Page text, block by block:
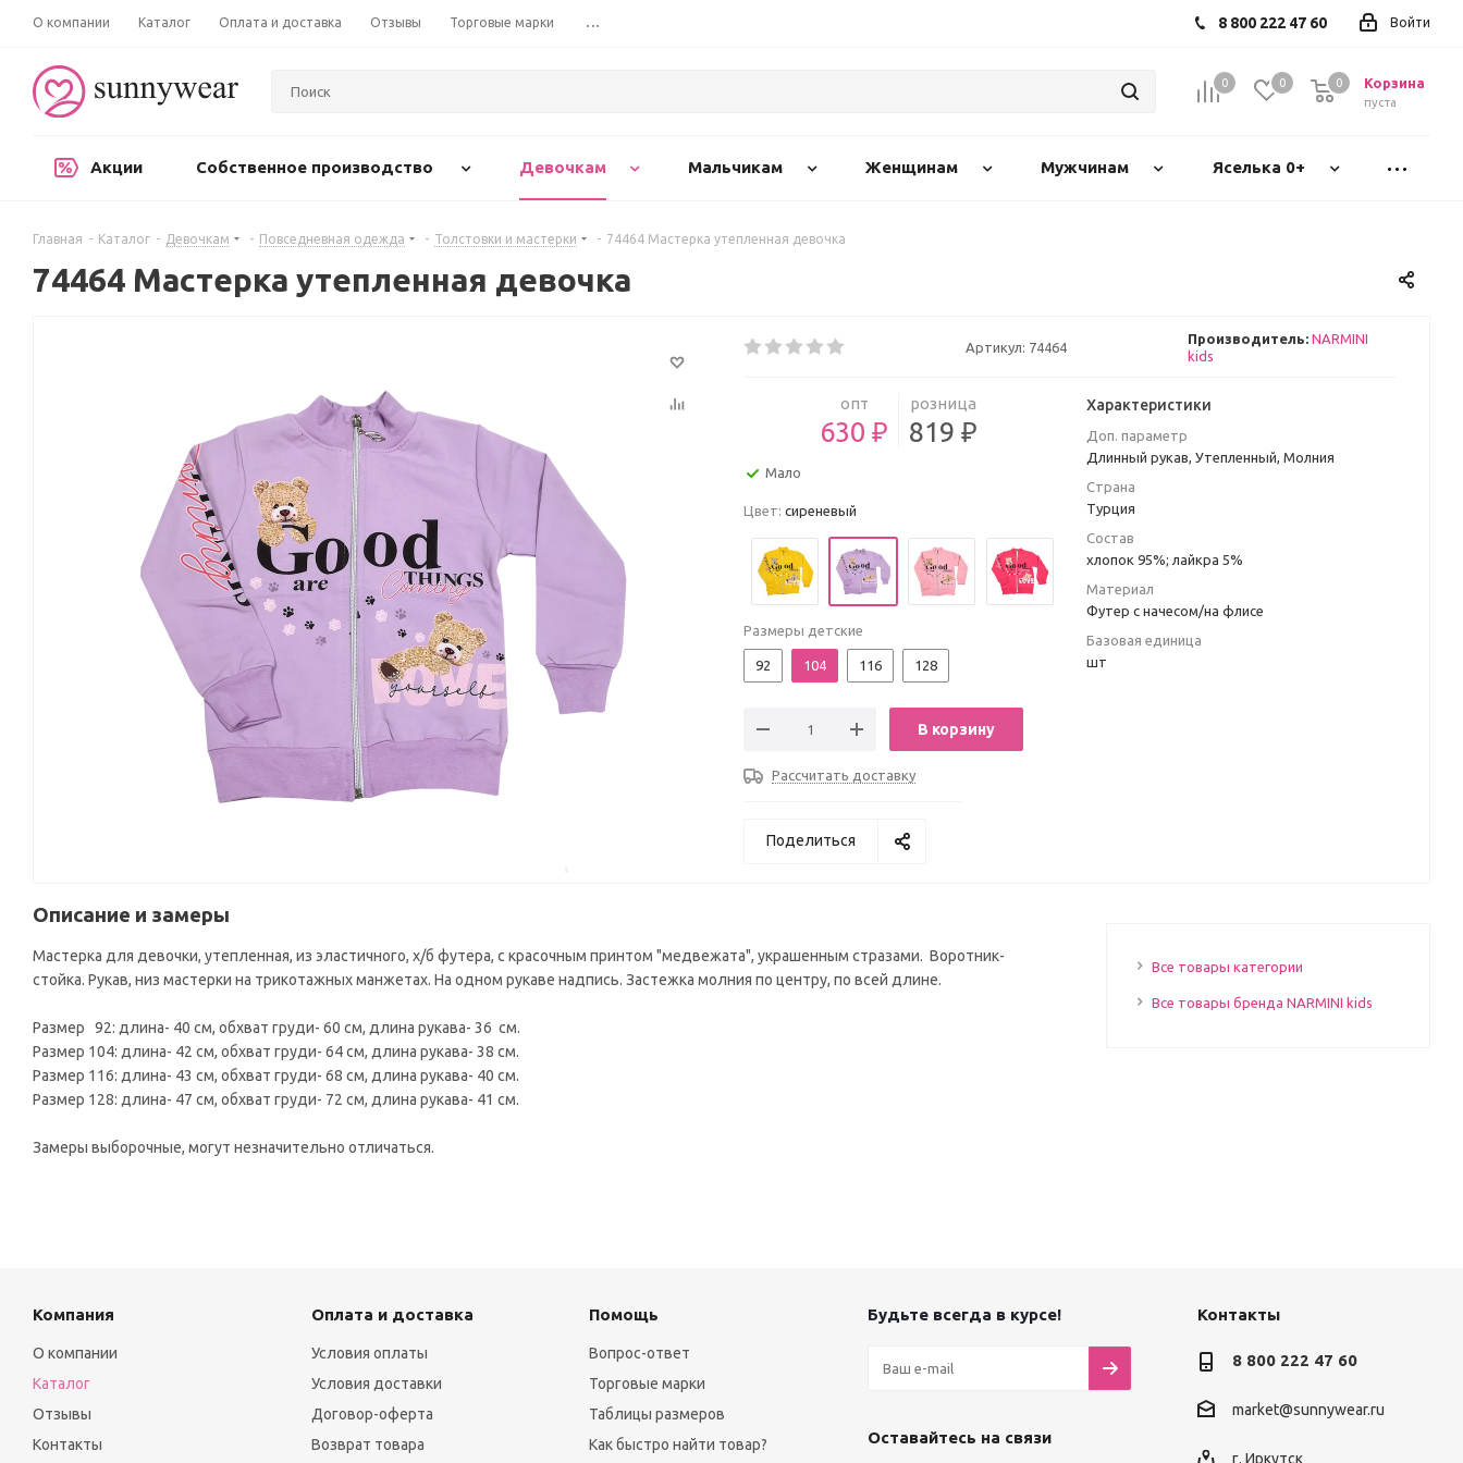
О компании Каталог Оплата и доставка Отзывы Торговые марки ... Войти
8 800 222 47 60
0 0 Корзина
пуста
0
Акции Собственное производство Девочкам Мальчикам Женщинам Мужчинам Яселька 0+
Главная - Каталог - Девочкам - Повседневная одежда - Толстовки и мастерки - 74464 Мастерка утепленная девочка
74464 Мастерка утепленная девочка
Артикул: 74464
Производитель: NARMINI
kids
опт
630 ₽
розница
819 ₽
Мало
Цвет: сиреневый
Размеры детские
92 104 116 128
В корзину
Рассчитать доставку
Характеристики
Доп. параметр
Длинный рукав, Утепленный, Молния
Страна
Турция
Состав
хлопок 95%; лайкра 5%
Материал
Футер с начесом/на флисе
Базовая единица
шт
Поделиться
Описание и замеры
Мастерка для девочки, утепленная, из эластичного, х/б футера, с красочным принтом "медвежата", украшенным стразами. Воротник-
стойка. Рукав, низ мастерки на трикотажных манжетах. На одном рукаве надпись. Застежка молния по центру, по всей длине.
Размер 92: длина- 40 см, обхват груди- 60 см, длина рукава- 36 см.
Размер 104: длина- 42 см, обхват груди- 64 см, длина рукава- 38 см.
Размер 116: длина- 43 см, обхват груди- 68 см, длина рукава- 40 см.
Размер 128: длина- 47 см, обхват груди- 72 см, длина рукава- 41 см.
Замеры выборочные, могут незначительно отличаться.
Все товары категории
Все товары бренда NARMINI kids
Компания
О компании
Каталог
Отзывы
Контакты
Оплата и доставка
Условия оплаты
Условия доставки
Договор-оферта
Возврат товара
Помощь
Вопрос-ответ
Торговые марки
Таблицы размеров
Как быстро найти товар?
Будьте всегда в курсе!
Оставайтесь на связи
Контакты
8 800 222 47 60
market@sunnywear.ru
г. Иркутск